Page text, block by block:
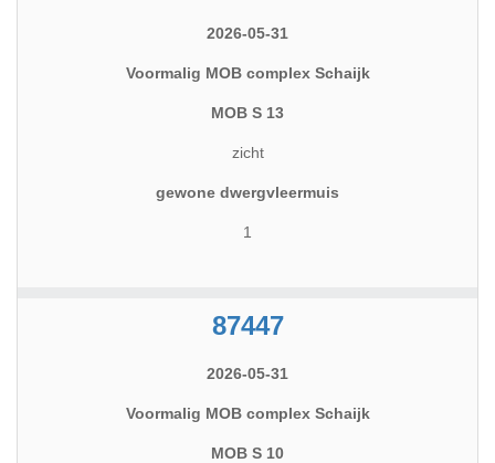
2026-05-31
Voormalig MOB complex Schaijk
MOB S 13
zicht
gewone dwergvleermuis
1
87447
2026-05-31
Voormalig MOB complex Schaijk
MOB S 10